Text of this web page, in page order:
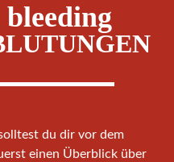
du dir vor dem
einen Überblick über